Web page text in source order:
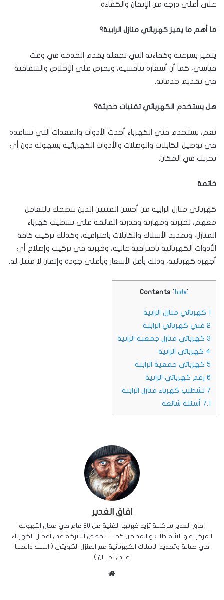
على أعلى درجة من الإتقان والكفاءة.
ما أهم ما يميز كهربائي منازل الرابية؟
يتميز بسرعته وكفاءته التي تجعله يقدم الخدمة في وقت
قياسي، كما أن أسعاره تنافسية، ويحرص على الإخلاص والشفافية
في تقديم خدماته.
هل يستخدم الكهربائي تقنيات حديثة؟
نعم، يستخدم فني الكهرباء أحدث الأدوات والمعدات التي تساعده
في توصيل الكابلات والوصلات والأدوات الكهربائية بسهولة دون أي
تخريب في المكان.
خاتمة
كهربائي منازل الرابية من أحسن الفنيين الذين ننصحك بالتعامل
معهم، لخبرته ومهارته وقدرته الفائقة على تشطيب كهرباء
المنازل، وتمديد الأسلاك والكابلات باحترافية، وكذلك تركيب كافة
الأدوات الكهربائية باحترافية عالية، وخبرته في تركيب وإصلاح أي
أجهزة كهربائية، وذلك بأقل الأسعار وبأعلى جودة وإتقان لا مثيل له.
Contents [ hide]
1 كهربائي منازل الرابية
2 فني كهربائي الرابية
3 كهربائي منازل جمعية الرابية
4 كهربائي الرابية
5 كهربائي جمعية الرابية
6 رقم كهربائي الرابية
7 تشطيب كهرباء منازل الرابية
7.1 أسئلة شائعة
افاق الغدير
افاق الغدير شركـــة تزيد خبرتها الفنية عن 20 عام في مجال التهوية
المركزية و الشفاطات و المداخن كمــــا تخصص الشركة في اعمال الكهرباء
في صيانة وتمديد الاسلاك الكهربائية مع المنزل الكويتي ( انــــت دايمـــا
فــي أمـــان )